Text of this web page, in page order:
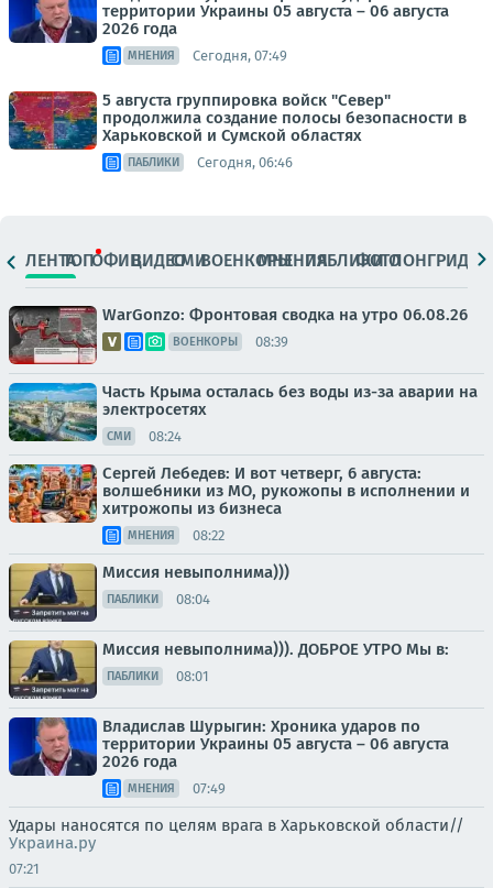
территории Украины 05 августа – 06 августа
2026 года
МНЕНИЯ Сегодня, 07:49
5 августа группировка войск "Север"
продолжила создание полосы безопасности в
Харьковской и Сумской областях
ПАБЛИКИ Сегодня, 06:46
ЛЕНТАТОПОФИЦ.ВИДЕОСМИВОЕНКОРЫМНЕНИЯПАБЛИКИ
ФОТОЛОНГРИДЫ
WarGonzo: Фронтовая сводка на утро 06.08.26
ВОЕНКОРЫ 08:39
Часть Крыма осталась без воды из-за аварии на
электросетях
СМИ 08:24
Сергей Лебедев: И вот четверг, 6 августа:
волшебники из МО, рукожопы в исполнении и
хитрожопы из бизнеса
МНЕНИЯ 08:22
Миссия невыполнима)))
ПАБЛИКИ 08:04
Миссия невыполнима))). ДОБРОЕ УТРО Мы в:
ПАБЛИКИ 08:01
Владислав Шурыгин: Хроника ударов по
территории Украины 05 августа – 06 августа
2026 года
МНЕНИЯ 07:49
Удары наносятся по целям врага в Харьковской области//
Украина.ру
07:21